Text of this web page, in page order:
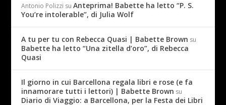
Antonio Polizzi suAnteprima! Babette ha letto “P. S.
You’re intolerable”, di Julia Wolf
A tu per tu con Rebecca Quasi | Babette Brown su
Babette ha letto “Una zitella d’oro”, di Rebecca
Quasi
Il giorno in cui Barcellona regala libri e rose (e fa
innamorare tutti i lettori) | Babette Brown su
Diario di Viaggio: a Barcellona, per la Festa dei Libri